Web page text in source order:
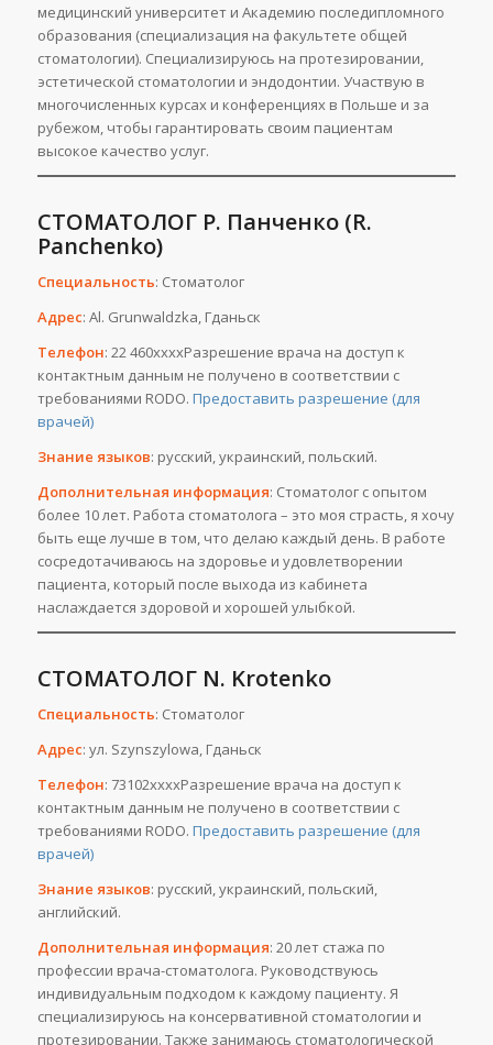
медицинский университет и Академию последипломного
образования (специализация на факультете общей
стоматологии). Специализируюсь на протезировании,
эстетической стоматологии и эндодонтии. Участвую в
многочисленных курсах и конференциях в Польше и за
рубежом, чтобы гарантировать своим пациентам
высокое качество услуг.
СТОМАТОЛОГ Р. Панченко (R.
Panchenko)
Специальность: Стоматолог
Адрес: Al. Grunwaldzka, Гданьск
Телефон: 22 460ххххРазрешение врача на доступ к
контактным данным не получено в соответствии с
требованиями RODO. Предоставить разрешение (для
врачей)
Знание языков: русский, украинский, польский.
Дополнительная информация: Стоматолог с опытом
более 10 лет. Работа стоматолога – это моя страсть, я хочу
быть еще лучше в том, что делаю каждый день. В работе
сосредотачиваюсь на здоровье и удовлетворении
пациента, который после выхода из кабинета
наслаждается здоровой и хорошей улыбкой.
СТОМАТОЛОГ N. Krotenko
Специальность: Стоматолог
Адрес: ул. Szynszylowa, Гданьск
Телефон: 73102ххххРазрешение врача на доступ к
контактным данным не получено в соответствии с
требованиями RODO. Предоставить разрешение (для
врачей)
Знание языков: русский, украинский, польский,
английский.
Дополнительная информация: 20 лет стажа по
профессии врача-стоматолога. Руководствуюсь
индивидуальным подходом к каждому пациенту. Я
специализируюсь на консервативной стоматологии и
протезировании. Также занимаюсь стоматологической